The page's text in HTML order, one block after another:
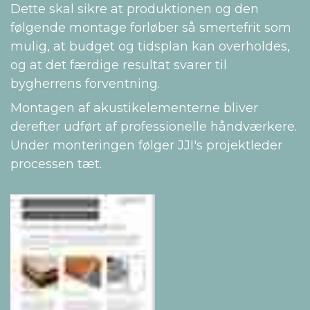
Dette skal sikre at produktionen og den
følgende montage forløber så smertefrit som
mulig, at budget og tidsplan kan overholdes,
og at det færdige resultat svarer til
bygherrens forventning.
Montagen af akustikelementerne bliver
derefter udført af professionelle håndværkere.
Under monteringen følger JJI's projektleder
processen tæt.